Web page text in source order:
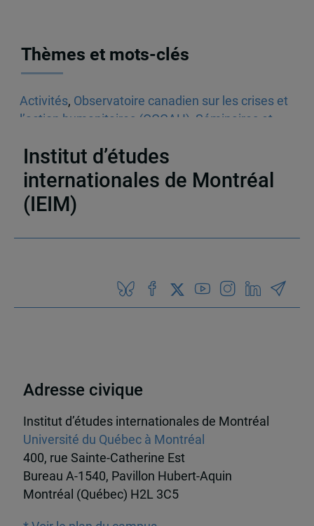
Thèmes et mots-clés
Activités, Observatoire canadien sur les crises et
l’action humanitaires (OCCAH) Séminaires et
Institut d’études
internationales de Montréal
(IEIM)
Adresse civique
Institut d’études internationales de Montréal
Université du Québec à Montréal
400, rue Sainte-Catherine Est
Bureau A-1540, Pavillon Hubert-Aquin
Montréal (Québec) H2L 3C5